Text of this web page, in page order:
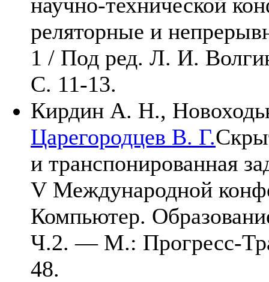
реляторные и
1 / Под ред. Л. И.
С. 11-13.
Кирдин А. Н.,
Царегородцев В. Г.
и транспонированная
V Международной
Компьютер.
Ч.2. — М.: Прогресс-
48.